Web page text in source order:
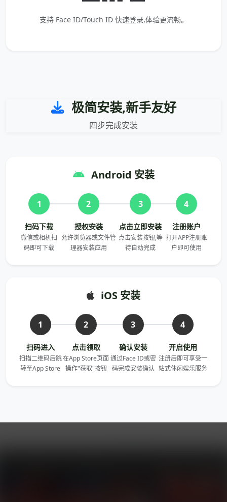
支持 Face ID/Touch ID 快速登录,体验更流畅。
极简安装,新手友好
四步完成安装
Android 安装
1
扫码下载
微信或相机扫
码即可下载
2
授权安装
允许浏览器或文件管
理器安装应用
3
点击立即安装
点击安装按钮,等
待自动完成
4
注册账户
打开APP注册账
户即可使用
iOS 安装
1
扫码进入
扫描二维码后跳
转至App Store
2
点击领取
在App Store页面
操作"获取"按钮
3
确认安装
通过Face ID或密
码完成安装确认
4
开启使用
注册后即可享受一
站式休闲娱乐服务